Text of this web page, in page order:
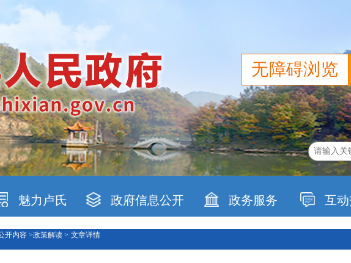
无障碍浏览
魅力卢氏 政府信息公开 政务服务 互
开内容 >政策解读 > 文章详情